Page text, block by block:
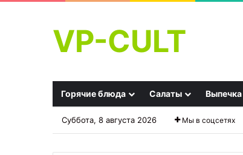
VP-CULT
Горячие блюда Салаты Выпечка
Суббота, 8 августа 2026 Мы в соцсетях